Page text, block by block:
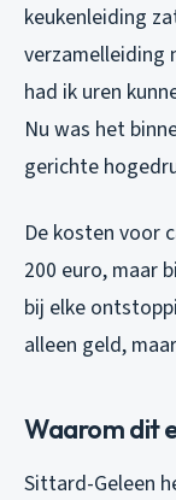
keukenleiding
verzamelleiding
had ik uren
Nu was het
gerichte
De kosten voor
200 euro, maar
bij elke
alleen geld,
Waarom dit
Sittard-Geleen